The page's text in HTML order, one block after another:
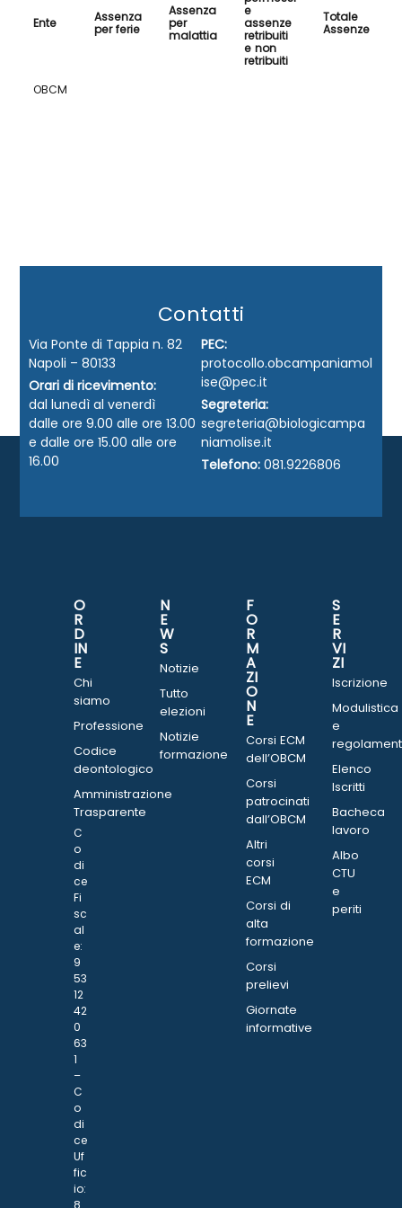
Ente
Assenza
per ferie
Assenza
per
malattia
e
assenze
retribuiti
e non
retribuiti
Totale
Assenze
OBCM
Contatti
Via Ponte di Tappia n. 82
Napoli – 80133
Orari di ricevimento:
dal lunedì al venerdì
dalle ore 9.00 alle ore 13.00
e dalle ore 15.00 alle ore
16.00
PEC:
protocollo.obcampaniamol
ise@pec.it
Segreteria:
segreteria@biologicampa
niamolise.it
Telefono: 081.9226806
O
R
D
IN
E
Chi
siamo
Professione
Codice
deontologico
Amministrazione
Trasparente
C
o
di
ce
Fi
sc
al
e:
9
53
12
42
0
63
1
–
C
o
di
ce
Uf
fic
io:
8
N
E
W
S
Notizie
Tutto
elezioni
Notizie
formazione
F
O
R
M
A
ZI
O
N
E
Corsi ECM
dell’OBCM
Corsi
patrocinati
dall’OBCM
Altri
corsi
ECM
Corsi di
alta
formazione
Corsi
prelievi
Giornate
informative
S
E
R
VI
ZI
Iscrizione
Modulistica
e
Elenco
Iscritti
Bacheca
lavoro
Albo
CTU
e
periti